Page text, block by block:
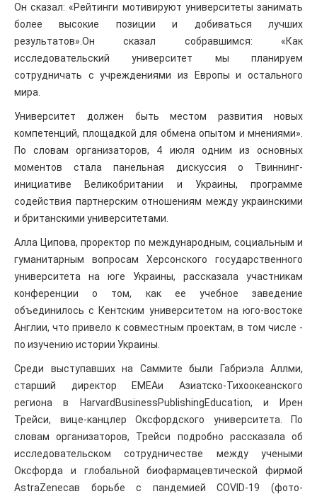
Он сказал: «Рейтинги мотивируют университеты занимать
более высокие позиции и добиваться лучших
результатов».Он сказал собравшимся: «Как
исследовательский университет мы планируем
сотрудничать с учреждениями из Европы и остального
мира.
Университет должен быть местом развития новых
компетенций, площадкой для обмена опытом и мнениями».
По словам организаторов, 4 июля одним из основных
моментов стала панельная дискуссия о Твиннинг-
инициативе Великобритании и Украины, программе
содействия партнерским отношениям между украинскими
и британскими университетами.
Алла Ципова, проректор по международным, социальным и
гуманитарным вопросам Херсонского государственного
университета на юге Украины, рассказала участникам
конференции о том, как ее учебное заведение
объединилось с Кентским университетом на юго-востоке
Англии, что привело к совместным проектам, в том числе -
по изучению истории Украины.
Среди выступавших на Саммите были Габриэла Аллми,
старший директор EMEAи Азиатско-Тихоокеанского
региона в HarvardBusinessPublishingEducation, и Ирен
Трейси, вице-канцлер Оксфордского университета. По
словам организаторов, Трейси подробно рассказала об
исследовательском сотрудничестве между учеными
Оксфорда и глобальной биофармацевтической фирмой
AstraZenecaв борьбе с пандемией COVID-19 (фото-